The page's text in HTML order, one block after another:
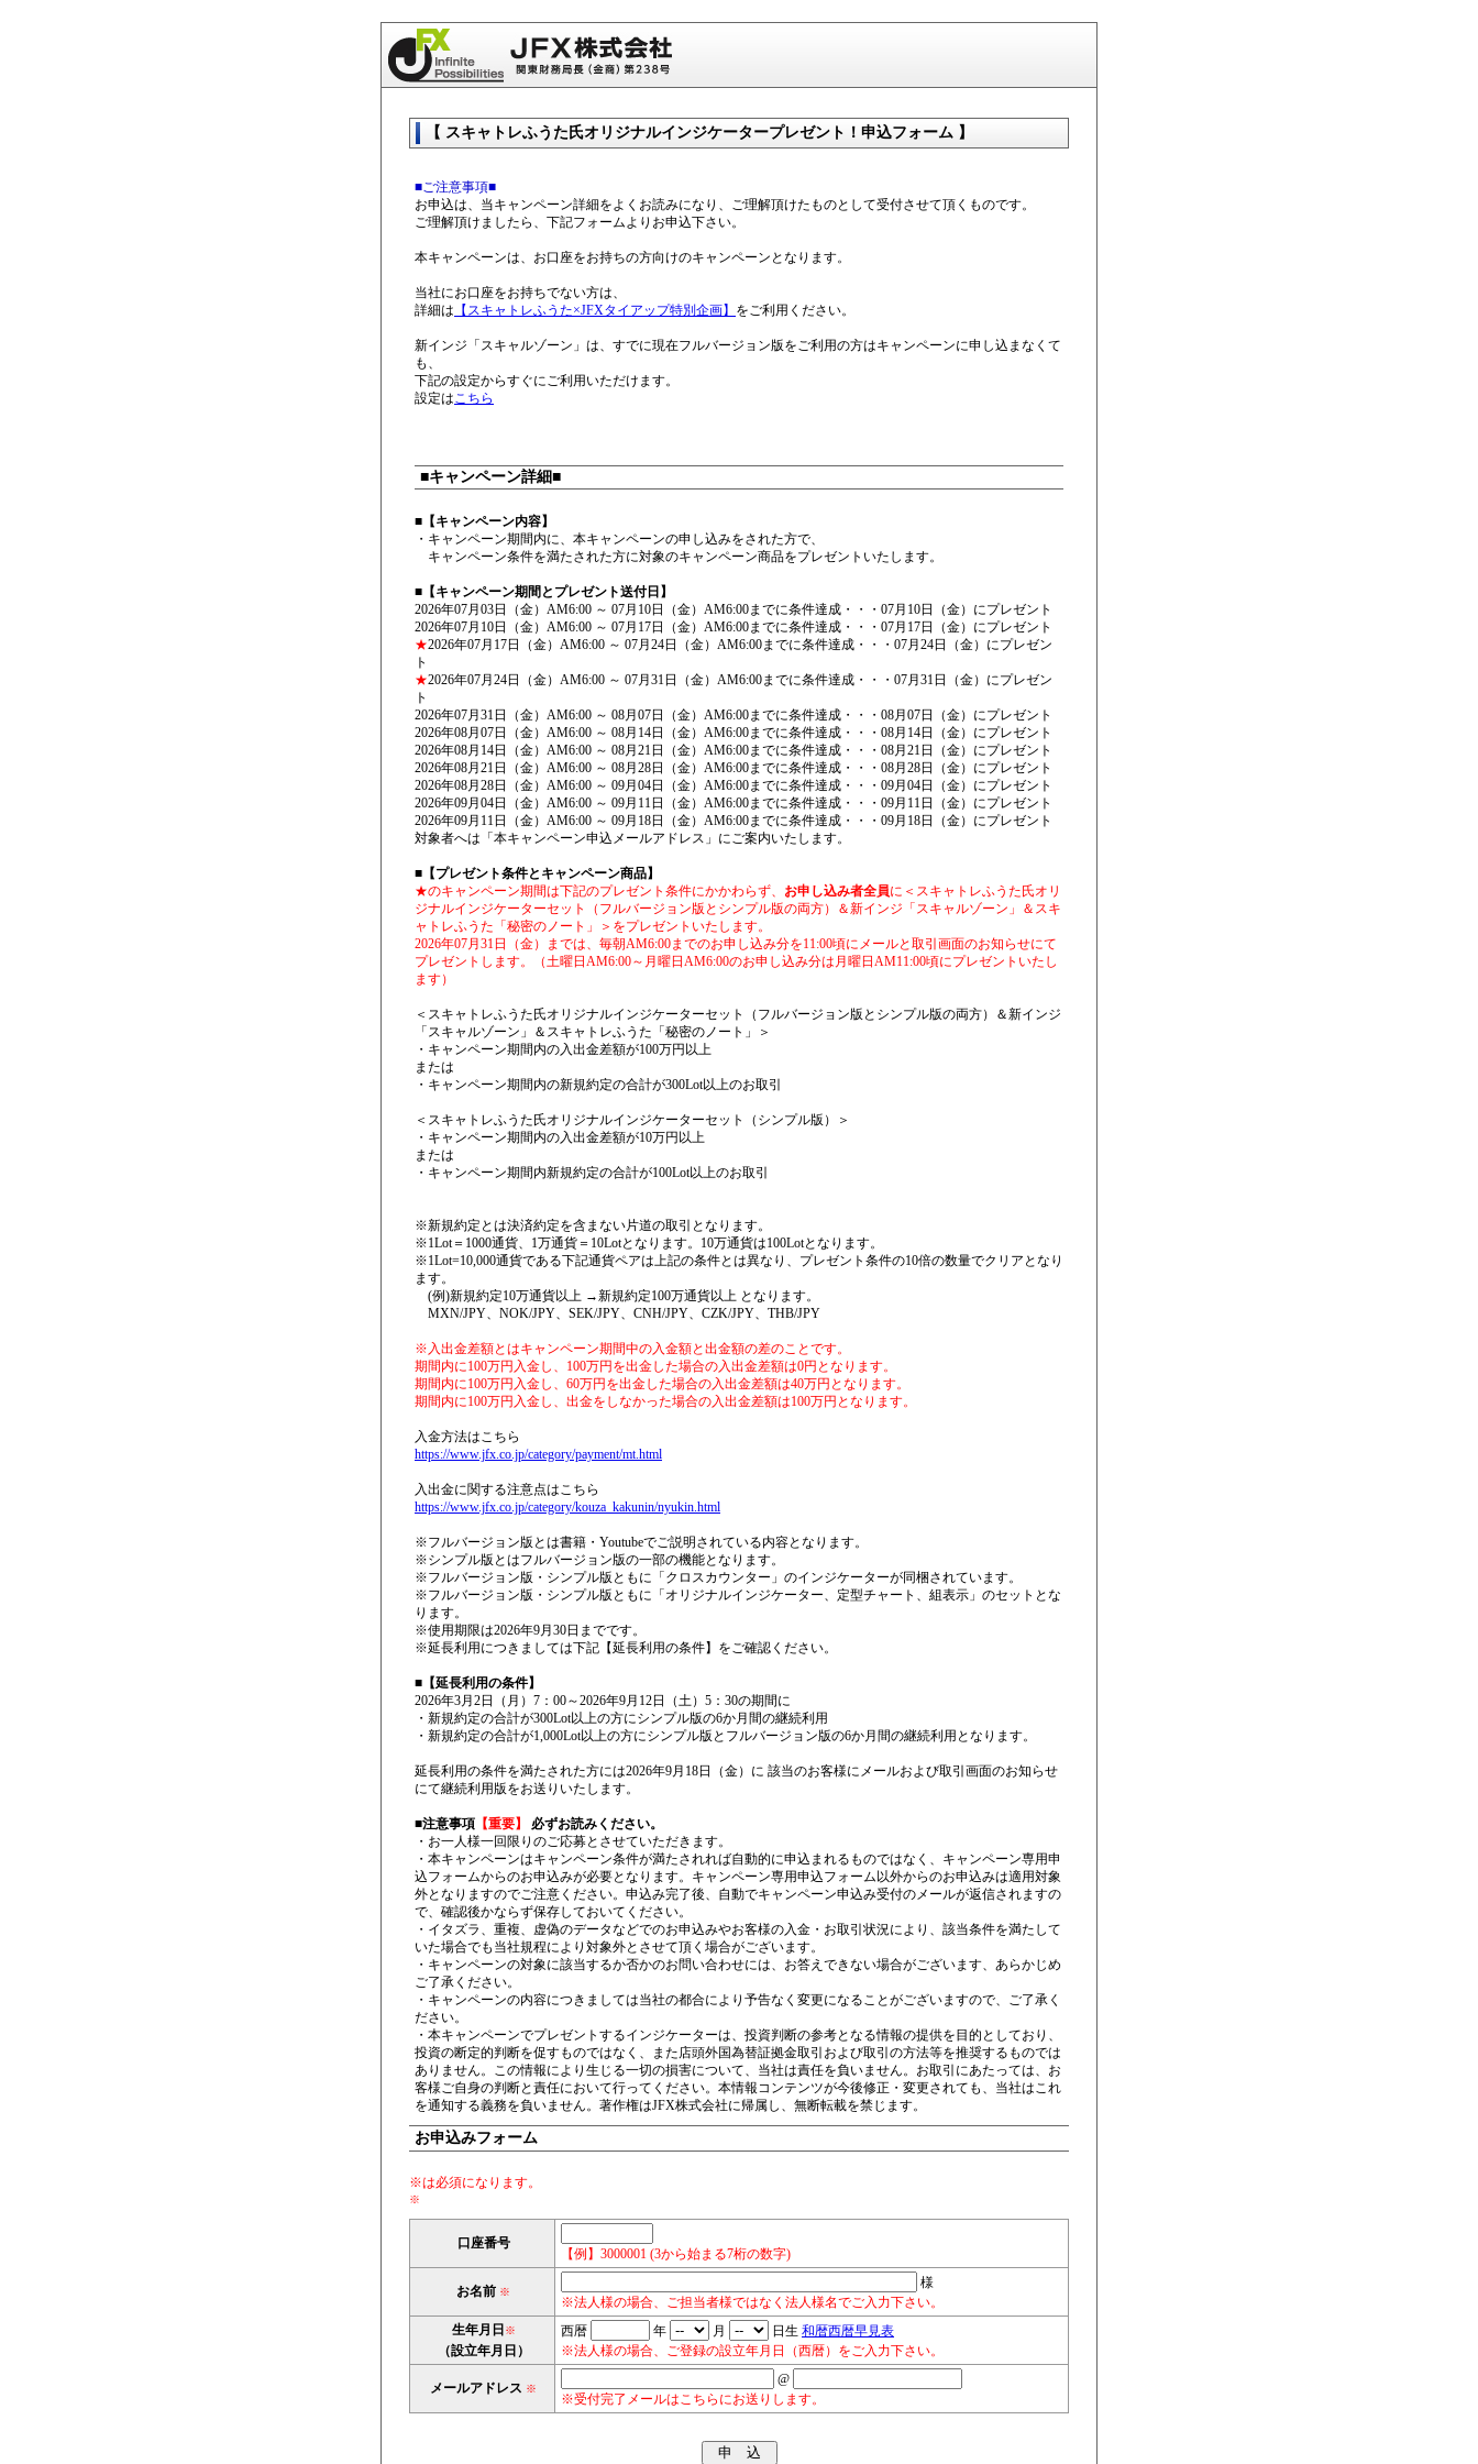
【 スキャトレふうた氏オリジナルインジケータープレゼント！申込フォーム 】
■ご注意事項■
お申込は、当キャンペーン詳細をよくお読みになり、ご理解頂けたものとして受付させて頂くものです。
ご理解頂けましたら、下記フォームよりお申込下さい。
本キャンペーンは、お口座をお持ちの方向けのキャンペーンとなります。
当社にお口座をお持ちでない方は、
詳細は 【スキャトレふうた×JFXタイアップ特別企画】 をご利用ください。
新インジ「スキャルゾーン」は、すでに現在フルバージョン版をご利用の方はキャンペーンに申し込まなくて
も、
下記の設定からすぐにご利用いただけます。
設定はこちら
■キャンペーン詳細■
■ 【キャンペーン内容】
・キャンペーン期間内に、本キャンペーンの申し込みをされた方で、
キャンペーン条件を満たされた方に対象のキャンペーン商品をプレゼントいたします。
■ 【キャンペーン期間とプレゼント送付日】
2026年07月03日（金）AM6:00 ～ 07月10日（金）AM6:00までに条件達成・・・07月10日（金）にプレゼント
2026年07月10日（金）AM6:00 ～ 07月17日（金）AM6:00までに条件達成・・・07月17日（金）にプレゼント
★2026年07月17日（金）AM6:00 ～ 07月24日（金）AM6:00までに条件達成・・・07月24日（金）にプレゼン
ト
★2026年07月24日（金）AM6:00 ～ 07月31日（金）AM6:00までに条件達成・・・07月31日（金）にプレゼン
ト
2026年07月31日（金）AM6:00 ～ 08月07日（金）AM6:00までに条件達成・・・08月07日（金）にプレゼント
2026年08月07日（金）AM6:00 ～ 08月14日（金）AM6:00までに条件達成・・・08月14日（金）にプレゼント
2026年08月14日（金）AM6:00 ～ 08月21日（金）AM6:00までに条件達成・・・08月21日（金）にプレゼント
2026年08月21日（金）AM6:00 ～ 08月28日（金）AM6:00までに条件達成・・・08月28日（金）にプレゼント
2026年08月28日（金）AM6:00 ～ 09月04日（金）AM6:00までに条件達成・・・09月04日（金）にプレゼント
2026年09月04日（金）AM6:00 ～ 09月11日（金）AM6:00までに条件達成・・・09月11日（金）にプレゼント
2026年09月11日（金）AM6:00 ～ 09月18日（金）AM6:00までに条件達成・・・09月18日（金）にプレゼント
対象者へは「本キャンペーン申込メールアドレス」にご案内いたします。
■ 【プレゼント条件とキャンペーン商品】
★のキャンペーン期間は下記のプレゼント条件にかかわらず、 お申し込み者全員に＜スキャトレふうた氏オリ
ジナルインジケーターセット（フルバージョン版とシンプル版の両方）＆新インジ「スキャルゾーン」＆スキ
ャトレふうた「秘密のノート」＞をプレゼントいたします。
2026年07月31日（金）までは、毎朝AM6:00までのお申し込み分を11:00頃にメールと取引画面のお知らせにて
プレゼントします。（土曜日AM6:00～月曜日AM6:00のお申し込み分は月曜日AM11:00頃にプレゼントいたし
ます）
＜スキャトレふうた氏オリジナルインジケーターセット（フルバージョン版とシンプル版の両方）＆新インジ
「スキャルゾーン」＆スキャトレふうた「秘密のノート」＞
・キャンペーン期間内の入出金差額が100万円以上
または
・キャンペーン期間内の新規約定の合計が300Lot以上のお取引
＜スキャトレふうた氏オリジナルインジケーターセット（シンプル版）＞
・キャンペーン期間内の入出金差額が10万円以上
または
・キャンペーン期間内新規約定の合計が100Lot以上のお取引
※新規約定とは決済約定を含まない片道の取引となります。
※1Lot＝1000通貨、1万通貨＝10Lotとなります。10万通貨は100Lotとなります。
※1Lot=10,000通貨である下記通貨ペアは上記の条件とは異なり、プレゼント条件の10倍の数量でクリアとなり
ます。
(例)新規約定10万通貨以上 →新規約定100万通貨以上 となります。
MXN/JPY、NOK/JPY、SEK/JPY、CNH/JPY、CZK/JPY、THB/JPY
※入出金差額とはキャンペーン期間中の入金額と出金額の差のことです。
期間内に100万円入金し、100万円を出金した場合の入出金差額は0円となります。
期間内に100万円入金し、60万円を出金した場合の入出金差額は40万円となります。
期間内に100万円入金し、出金をしなかった場合の入出金差額は100万円となります。
入金方法はこちら
https://www.jfx.co.jp/category/payment/mt.html
入出金に関する注意点はこちら
https://www.jfx.co.jp/category/kouza_kakunin/nyukin.html
※フルバージョン版とは書籍・Youtubeでご説明されている内容となります。
※シンプル版とはフルバージョン版の一部の機能となります。
※フルバージョン版・シンプル版ともに「クロスカウンター」のインジケーターが同梱されています。
※フルバージョン版・シンプル版ともに「オリジナルインジケーター、定型チャート、組表示」のセットとな
ります。
※使用期限は2026年9月30日までです。
※延長利用につきましては下記【延長利用の条件】をご確認ください。
■ 【延長利用の条件】
2026年3月2日（月）7：00～2026年9月12日（土）5：30の期間に
・新規約定の合計が300Lot以上の方にシンプル版の6か月間の継続利用
・新規約定の合計が1,000Lot以上の方にシンプル版とフルバージョン版の6か月間の継続利用となります。
延長利用の条件を満たされた方には2026年9月18日（金）に 該当のお客様にメールおよび取引画面のお知らせ
にて継続利用版をお送りいたします。
■注意事項 【重要】
必ずお読みください。
・お一人様一回限りのご応募とさせていただきます。
・本キャンペーンはキャンペーン条件が満たされれば自動的に申込まれるものではなく、キャンペーン専用申
込フォームからのお申込みが必要となります。キャンペーン専用申込フォーム以外からのお申込みは適用対象
外となりますのでご注意ください。申込み完了後、自動でキャンペーン申込み受付のメールが返信されますの
で、確認後かならず保存しておいてください。
・イタズラ、重複、虚偽のデータなどでのお申込みやお客様の入金・お取引状況により、該当条件を満たして
いた場合でも当社規程により対象外とさせて頂く場合がございます。
・キャンペーンの対象に該当するか否かのお問い合わせには、お答えできない場合がございます、あらかじめ
ご了承ください。
・キャンペーンの内容につきましては当社の都合により予告なく変更になることがございますので、ご了承く
ださい。
・本キャンペーンでプレゼントするインジケーターは、投資判断の参考となる情報の提供を目的としており、
投資の断定的判断を促すものではなく、また店頭外国為替証拠金取引および取引の方法等を推奨するものでは
ありません。この情報により生じる一切の損害について、当社は責任を負いません。お取引にあたっては、お
客様ご自身の判断と責任において行ってください。本情報コンテンツが今後修正・変更されても、当社はこれ
を通知する義務を負いません。著作権はJFX株式会社に帰属し、無断転載を禁じます。
お申込みフォーム
※は必須になります。
※
口座番号
【例】3000001 (3から始まる7桁の数字)
お名前 ※
様
※法人様の場合、ご担当者様ではなく法人様名でご入力下さい。
生年月日 ※
（設立年月日）
西暦 年 月 日生 和暦西暦早見表
※法人様の場合、ご登録の設立年月日（西暦）をご入力下さい。
メールアドレス ※
@
※受付完了メールはこちらにお送りします。